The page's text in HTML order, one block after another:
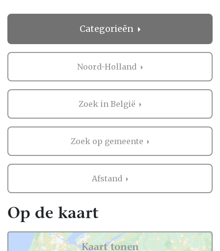
Trouwen kan bijna overal in Noord-Holland.
Op het strand, in een strandtent, in moderne
en historische trouwlocaties; zelfs op het
circuit van Zandvoort kun je trouwen! Wat
ook leuk en mooi is, is trouwen in een van de
oude, authentieke dorpjes in het noorden
van de provincie. Ook kun je trouwen in
Amsterdam met zijn vele trendy locaties of
op een rondvaartboot. Je ziet, Noord-
bijzondere huwelijksdag!
voor je huwelijksdag begint. Als jij ‘ja’ hebt
gezegd op het aanzoek staan jullie voor een
drukke, mooie en spannende periode, met
Categorieën
Noord-Holland
Zoek in België
Zoek op gemeente
Afstand
Op de kaart
Kaart tonen